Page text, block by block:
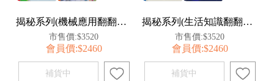
揭秘系列(機械應用翻翻百科)-點讀套組
市售價:$3520
會員價:$2460
揭秘系列(生活知識翻翻百科)-點讀套組
市售價:$3520
會員價:$2460